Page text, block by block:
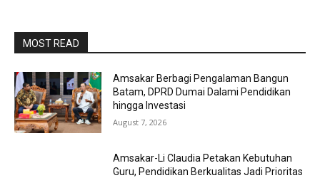
MOST READ
Amsakar Berbagi Pengalaman Bangun
Batam, DPRD Dumai Dalami Pendidikan
hingga Investasi
August 7, 2026
Amsakar-Li Claudia Petakan Kebutuhan
Guru, Pendidikan Berkualitas Jadi Prioritas